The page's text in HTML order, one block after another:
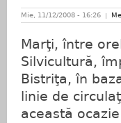
Mie, 11/12/2008 - 16:26
Marţi, între
Silvicultură,
Bistriţa, în
linie de
această